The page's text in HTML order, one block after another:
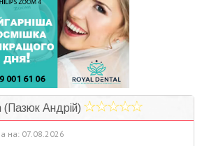
програми
(Пазюк Андрій)
на: 07.08.2026